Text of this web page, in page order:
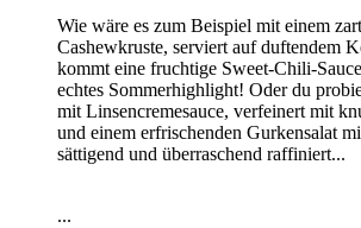
Wie wäre es zum Beispiel mit einem
Cashewkruste, serviert auf duftendem
kommt eine fruchtige Sweet-Chili-
echtes Sommerhighlight! Oder du
mit Linsencremesauce, verfeinert mit
und einem erfrischenden Gurkensalat
sättigend und überraschend raffiniert...
...